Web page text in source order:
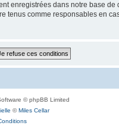
enregistrées dans notre base
comme responsables en
© phpBB Limited
©Miles Cellar